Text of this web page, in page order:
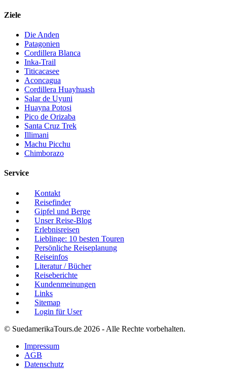
Ziele
Die Anden
Patagonien
Cordillera Blanca
Inka-Trail
Titicacasee
Aconcagua
Cordillera Huayhuash
Salar de Uyuni
Huayna Potosi
Pico de Orizaba
Santa Cruz Trek
Illimani
Machu Picchu
Chimborazo
Service
Kontakt
Reisefinder
Gipfel und Berge
Unser Reise-Blog
Erlebnisreisen
Lieblinge: 10 besten Touren
Persönliche Reiseplanung
Reiseinfos
Literatur / Bücher
Reiseberichte
Kundenmeinungen
Links
Sitemap
Login für User
© SuedamerikaTours.de 2026 - Alle Rechte vorbehalten.
Impressum
AGB
Datenschutz